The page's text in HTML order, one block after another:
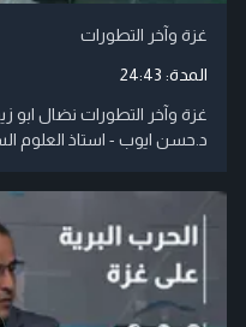
غزة وآخر التطورات
المدة: 24:43
غزة وآخر التطورات نضال ابو
د.حسن ايوب - استاذ العلوم